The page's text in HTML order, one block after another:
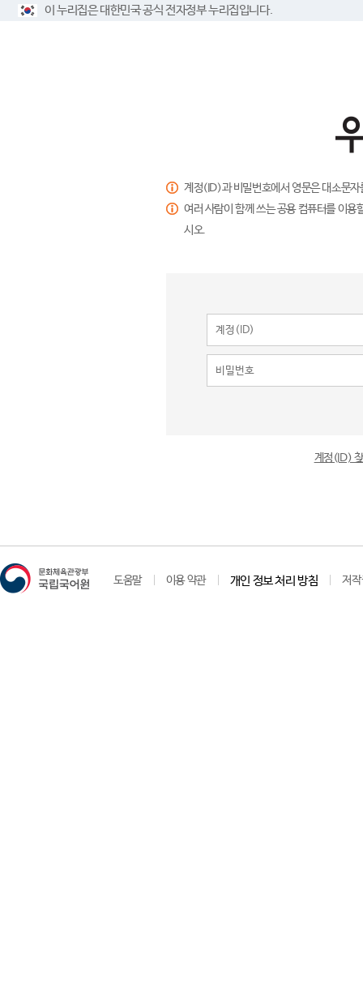
이 누리집은 대한민국 공식 전자정부 누리집입니다.
계정(ID)과 비밀번호에서 영문은 대소문
여러 사람이 함께 쓰는 공용 컴퓨터를 이
시오.
계정(ID)
도움말 이용 약관 개인 정보 처리 방침 저